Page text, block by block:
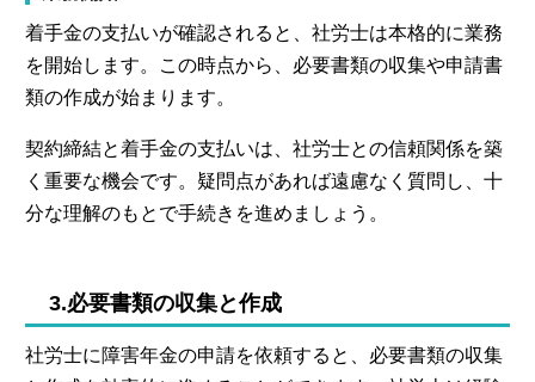
着手金の支払いが確認されると、社労士は本格的に業務
を開始します。この時点から、必要書類の収集や申請書
類の作成が始まります。
契約締結と着手金の支払いは、社労士との信頼関係を築
く重要な機会です。疑問点があれば遠慮なく質問し、十
分な理解のもとで手続きを進めましょう。
3.必要書類の収集と作成
社労士に障害年金の申請を依頼すると、必要書類の収集